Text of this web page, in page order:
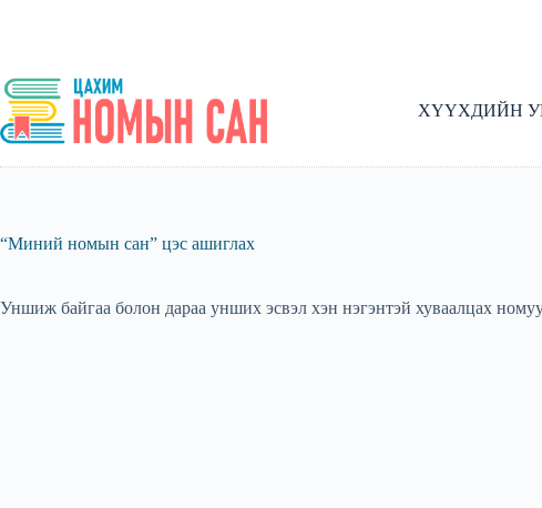
ХҮҮХДИЙН
“Миний номын сан” цэс ашиглах
Уншиж байгаа болон дараа унших эсвэл хэн нэгэнтэй хуваалцах